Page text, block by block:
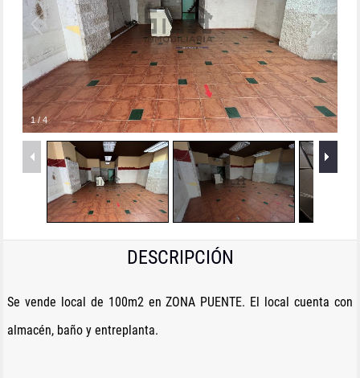
1/ 4
DESCRIPCIÓN
Se vende local de 100m2 en ZONA PUENTE. El local cuenta con
almacén, baño y entreplanta.